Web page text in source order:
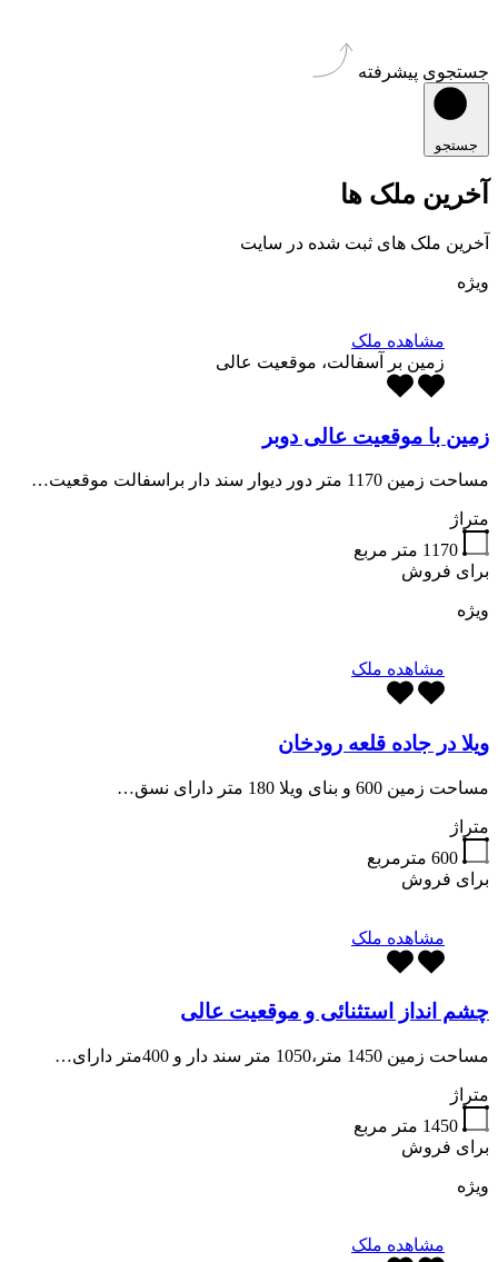
جستجوی پیشرفته
جستجو
آخرین ملک ها
آخرین ملک های ثبت شده در سایت
ویژه
مشاهده ملک
زمین بر آسفالت، موقعیت عالی
زمین با موقعیت عالی دوبر
مساحت زمین 1170 متر دور دیوار سند دار براسفالت موقعیت…
متراژ
1170 متر مربع
برای فروش
ویژه
مشاهده ملک
ویلا در جاده قلعه رودخان
مساحت زمین 600 و بنای ویلا 180 متر دارای نسق…
متراژ
600 مترمربع
برای فروش
مشاهده ملک
چشم انداز استثنائی و موقعیت عالی
مساحت زمین 1450 متر،1050 متر سند دار و 400متر دارای…
متراژ
1450 متر مربع
برای فروش
ویژه
مشاهده ملک